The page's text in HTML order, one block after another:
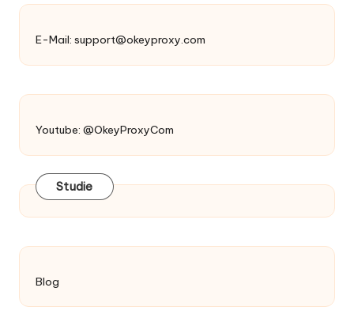
E-Mail: support@okeyproxy.com
Youtube: @OkeyProxyCom
Studie
Blog